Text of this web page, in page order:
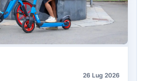
26 Lug 2026